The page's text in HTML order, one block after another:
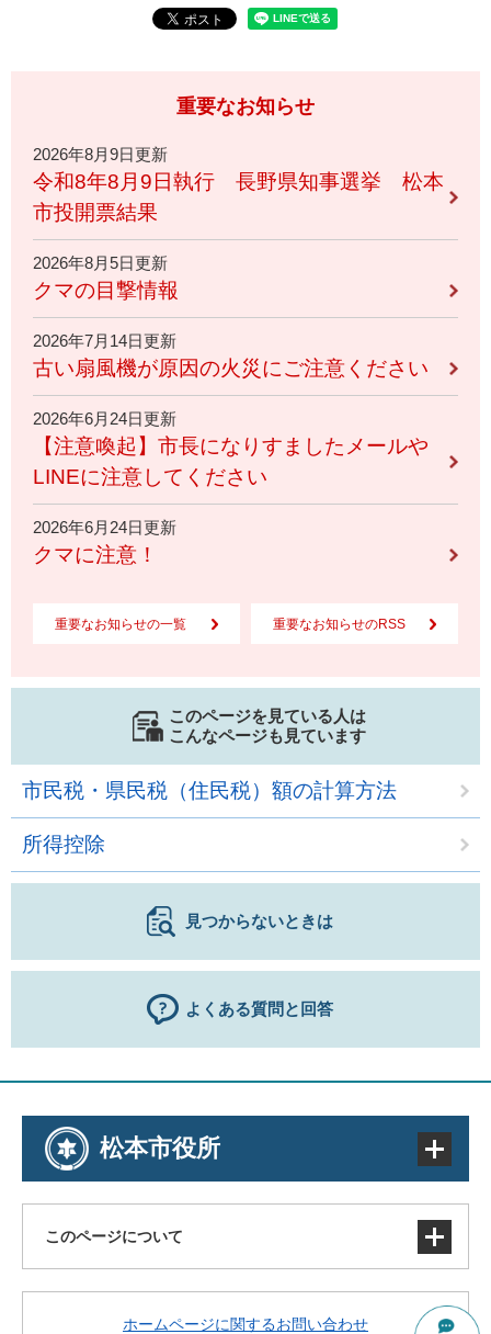
重要なお知らせ
2026年8月9日更新
令和8年8月9日執行 長野県知事選挙 松本
市投開票結果
2026年8月5日更新
クマの目撃情報
2026年7月14日更新
古い扇風機が原因の火災にご注意ください
2026年6月24日更新
【注意喚起】市長になりすましたメールや
LINEに注意してください
2026年6月24日更新
クマに注意！
重要なお知らせの一覧 重要なお知らせのRSS
このページを見ている人は
こんなページも見ています
市民税・県民税（住民税）額の計算方法
所得控除
見つからないときは
よくある質問と回答
松本市役所
このページについて
ホームページに関するお問い合わせ